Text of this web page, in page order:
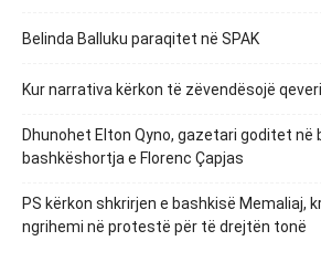
Belinda Balluku paraqitet në SPAK
Kur narrativa kërkon të zëvendësojë
Dhunohet Elton Qyno, gazetari goditet në
bashkëshortja e Florenc Çapjas
PS kërkon shkrirjen e bashkisë Memaliaj,
ngrihemi në protestë për të drejtën tonë